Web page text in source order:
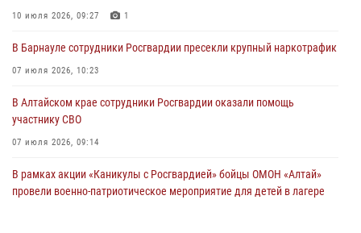
10 июля 2026, 09:27 1
В Барнауле сотрудники Росгвардии пресекли крупный наркотрафик
07 июля 2026, 10:23
В Алтайском крае сотрудники Росгвардии оказали помощь
участнику СВО
07 июля 2026, 09:14
В рамках акции «Каникулы с Росгвардией» бойцы ОМОН «Алтай»
провели военно-патриотическое мероприятие для детей в лагере